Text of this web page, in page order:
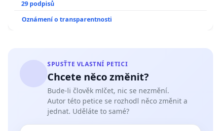
29 podpisů
Oznámení o transparentnosti
SPUSŤTE VLASTNÍ PETICI
Chcete něco změnit?
Bude-li člověk mlčet, nic se nezmění.
Autor této petice se rozhodl něco změnit a
jednat. Uděláte to samé?